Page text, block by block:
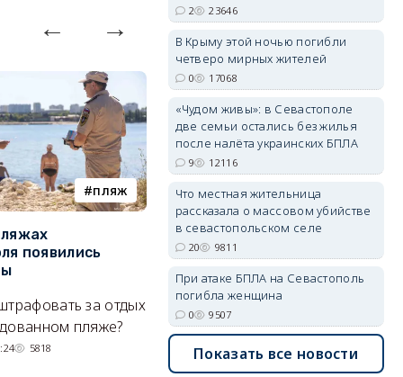
пляж
появились
за отдых
пляже?
5818
туризм
Двух москвичей на
сапбордах унесло от берега
Спасатели благополучно
вернули туристов обратно на
29/07/2026 17:03 6371
2 23646
В Крыму этой ночью погибли
четверо мирных жителей
0 17068
«Чудом живы»: в Севастополе
две семьи остались без жилья
после налёта украинских БПЛА
9 12116
Что местная жительница
рассказала о массовом убийстве
в севастопольском селе
20 9811
При атаке БПЛА на Севастополь
погибла женщина
0 9507
Показать все новости